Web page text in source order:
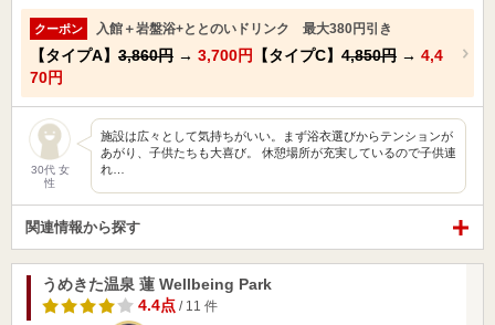
クーポン 入館＋岩盤浴+ととのいドリンク 最大380円引き
【タイプA】 3,860円 → 3,700円 【タイプC】 4,850円 → 4,4
70円
30代 女
性
施設は広々として気持ちがいい。まず浴衣選びからテンションが
あがり、子供たちも大喜び。 休憩場所が充実しているので子供連
れ…
関連情報から探す
うめきた温泉 蓮 Wellbeing Park
4.4点 / 11 件